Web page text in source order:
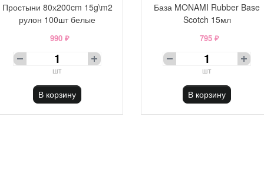
Простыни 80х200cm 15g\m2
рулон 100шт белые
990 ₽
шт
В корзину
База MONAMI Rubber Base
Scotch 15мл
795 ₽
шт
В корзину